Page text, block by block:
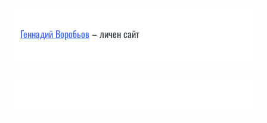
Геннадий Воробьов– личен сайт